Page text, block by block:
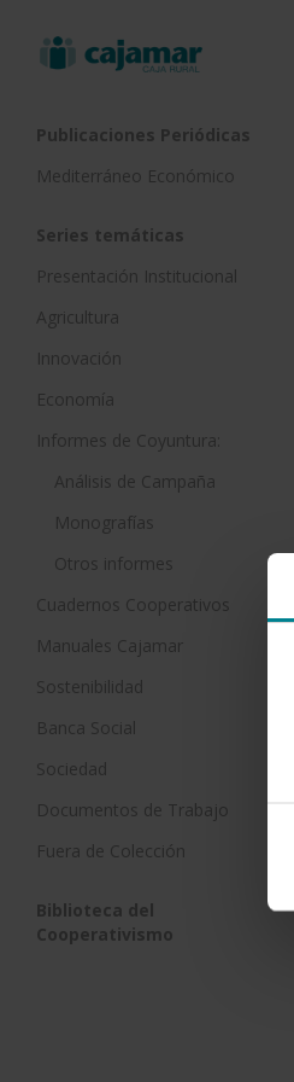
Publicaciones Periódicas
Mediterráneo Económico
Series temáticas
Presentación Institucional
Agricultura
Innovación
Economía
Informes de Coyuntura:
Análisis de Campaña
Monografías
Otros informes
Cuadernos Cooperativos
Manuales Cajamar
Sostenibilidad
Banca Social
Sociedad
Documentos de Trabajo
Fuera de Colección
Biblioteca del
Cooperativismo